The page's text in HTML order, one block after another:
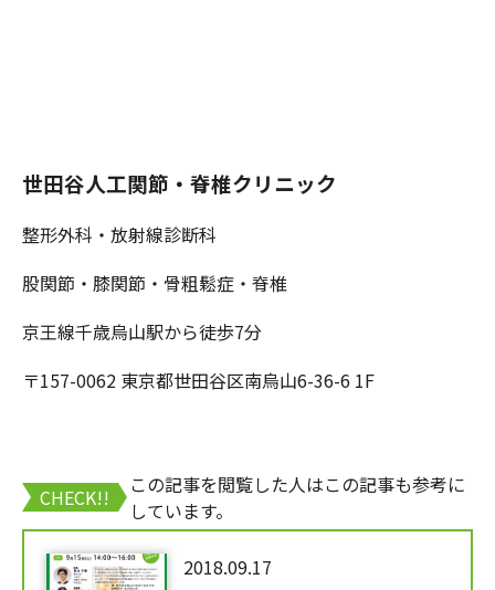
世田谷人工関節・脊椎クリニック
整形外科・放射線診断科
股関節・膝関節・骨粗鬆症・脊椎
京王線千歳烏山駅から徒歩7分
〒157-0062 東京都世田谷区南烏山6-36-6 1F
CHECK!!
この記事を閲覧した人はこの記事も参考に
しています。
2018.09.17